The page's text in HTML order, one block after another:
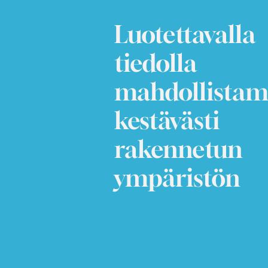
Luotettavalla
tiedolla
kestävästi
rakennetun
ympäristön